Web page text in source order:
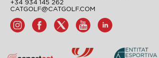
+34 934 145 262
CATGOLF@CATGOLF.COM